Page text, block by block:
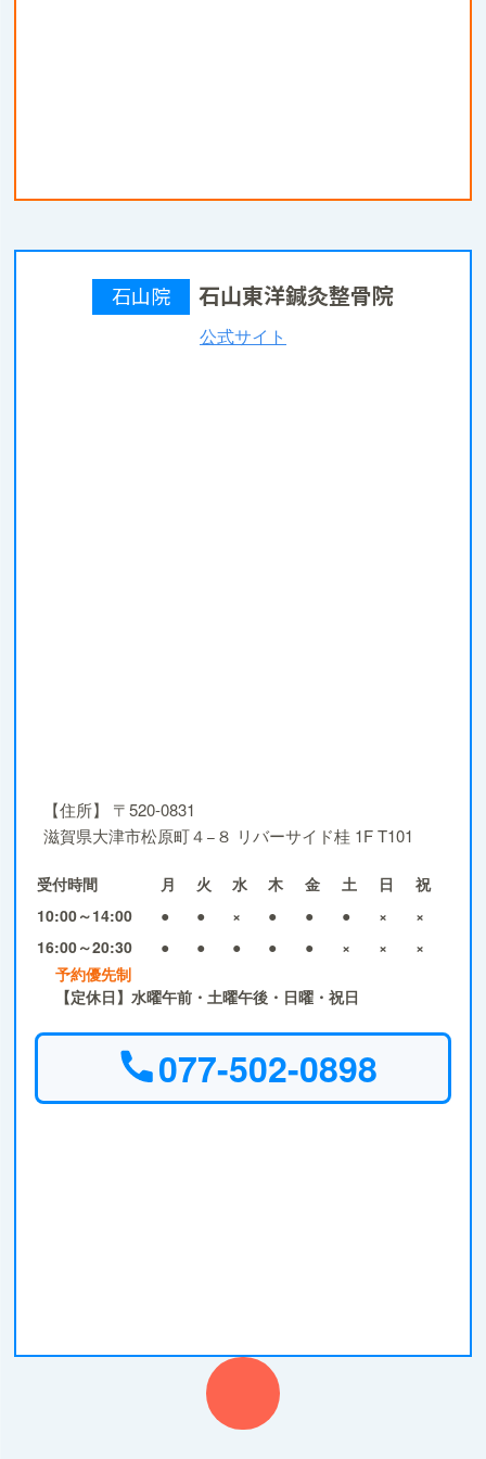
石山院 石山東洋鍼灸整骨院
公式サイト
【住所】
〒520-0831
滋賀県大津市松原町４−８ リバーサイド桂 1F T101
受付時間 月 火 水 木 金 土 日
祝
10:00～14:00
● ● × ● ● ● ×
×
16:00～20:30
● ● ● ● ● × ×
×
予約優先制
【定休日】水曜午前・土曜午後・日曜・祝日
077-502-0898